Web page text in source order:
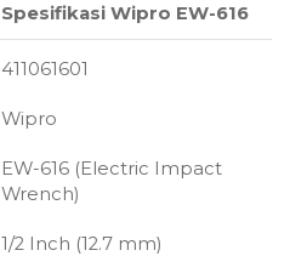
Spesifikasi Wipro EW-616
411061601
Wipro
EW-616 (Electric Impact
Wrench)
1/2 Inch (12.7 mm)